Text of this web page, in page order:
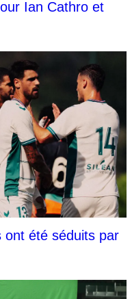
Ian Cathro et
ont été séduits par